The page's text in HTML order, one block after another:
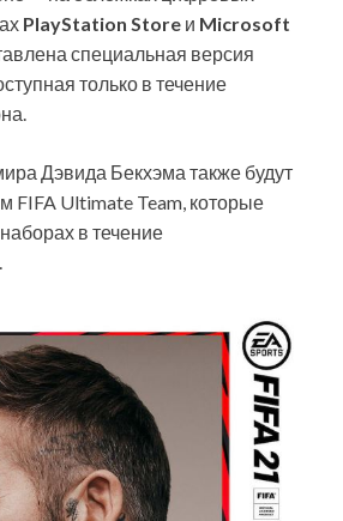
PlayStation Store и Microsoft
специальная версия
только в течение
Дэвида Бекхэма также будут
FIFA Ultimate Team, которые
в течение